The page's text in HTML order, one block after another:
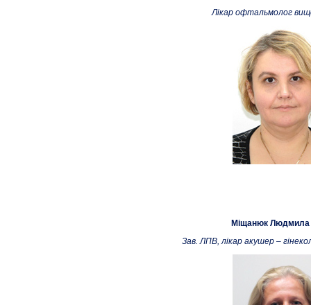
Лікар офтальмолог
Міщанюк Людмила
Зав. ЛПВ, лікар акушер –